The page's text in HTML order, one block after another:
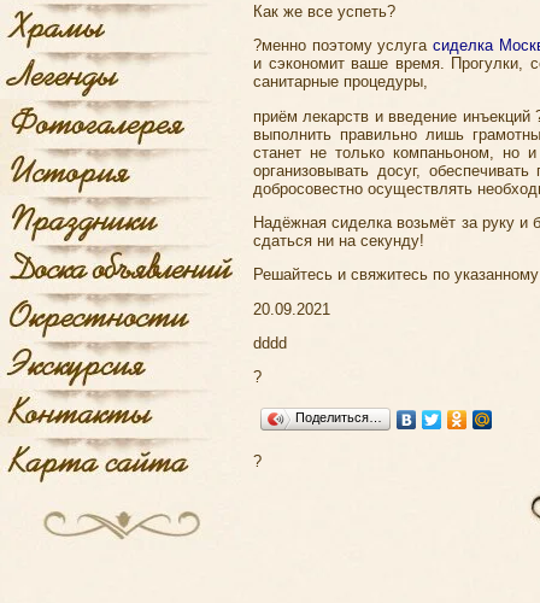
Как же все успеть?
?менно поэтому услугасиделка
и сэкономит ваше время. Прогулки,
санитарные процедуры,
приём лекарств и введение
выполнить правильно лишь
станет не только компаньоном, но
организовывать досуг,
добросовестно осуществлять
Надёжная сиделка возьмёт за руку
сдаться ни на секунду!
Решайтесь и свяжитесь по указанному
20.09.2021
dddd
?
Поделиться…
?